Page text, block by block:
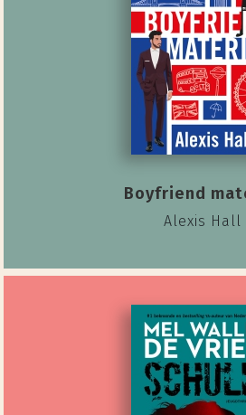
Boyfriend
Alexis Hall